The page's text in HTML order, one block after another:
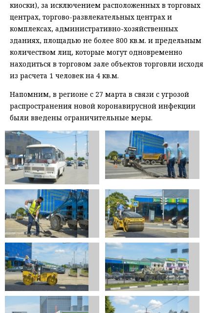
киоски), за исключением расположенных в торговых
центрах, торгово-развлекательных центрах и
комплексах, административно-хозяйственных
зданиях, площадью не более 800 кв.м. и предельным
количеством лиц, которые могут одновременно
находиться в торговом зале объектов торговли исходя
из расчета 1 человек на 4 кв.м.
Напомним, в регионе с 27 марта в связи с угрозой
распространения новой коронавирусной инфекции
были введены ограничительные меры.